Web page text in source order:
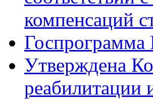
компенсаций
Госпрограмма
Утверждена
реабилитации